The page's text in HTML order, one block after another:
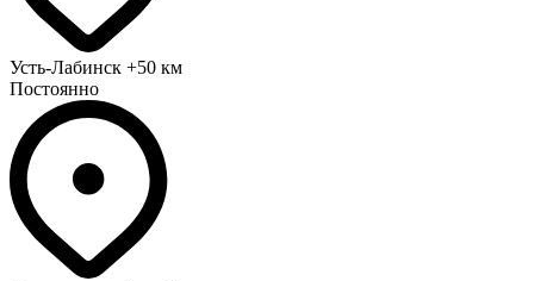
Усть-Лабинск +50 км
Постоянно